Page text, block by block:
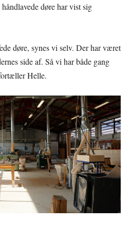
døre har vist sig
døre, synes vi selv. Der har været
side af. Så vi har både gang
Helle.